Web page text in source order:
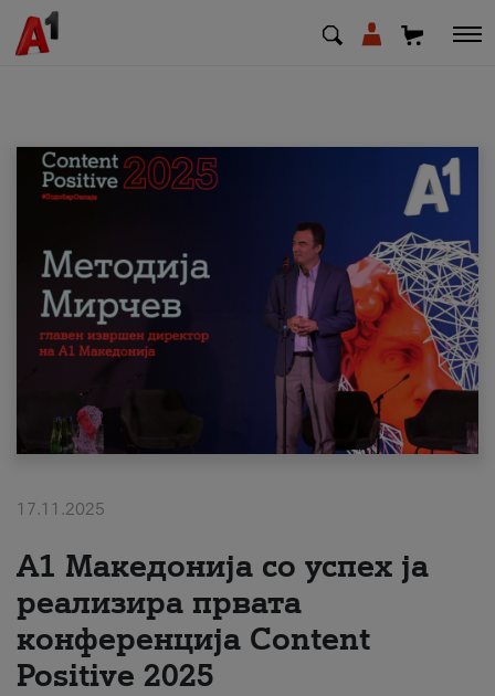
МК EN
Приватни Деловни
Поддршка
Надополни кредит
#ПодобарОнлајн
17.11.2025
А1 Македонија со успех ја
реализира првата
конференција Content
Positive 2025